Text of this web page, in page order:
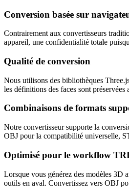
Conversion basée sur
Contrairement aux convertisseurs
appareil, une confidentialité totale
Qualité de conversion
Nous utilisons des bibliothèques
les définitions des faces sont
Combinaisons de formats
Notre convertisseur supporte la
OBJ pour la compatibilité universelle,
Optimisé pour le workflow
Lorsque vous générez des modèles 3D
outils en aval. Convertissez vers OBJ